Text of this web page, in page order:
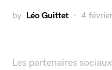
by Léo Guittet 4
Les partenaires